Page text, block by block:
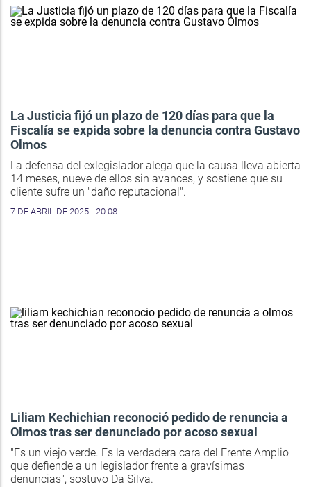
La Justicia fijó un plazo de 120 días para que la
Fiscalía se expida sobre la denuncia contra Gustavo
Olmos
La defensa del exlegislador alega que la causa lleva abierta
14 meses, nueve de ellos sin avances, y sostiene que su
cliente sufre un "daño reputacional".
7 DE ABRIL DE 2025 - 20:08
Liliam Kechichian reconoció pedido de renuncia a
Olmos tras ser denunciado por acoso sexual
"Es un viejo verde. Es la verdadera cara del Frente Amplio
que defiende a un legislador frente a gravísimas
denuncias", sostuvo Da Silva.